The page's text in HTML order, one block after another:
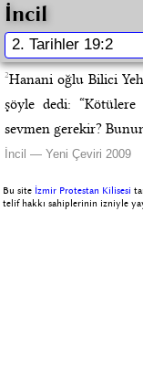
İncil
2Hanani oğlu Bilici
şöyle dedi:
sevmen gerekir?
İncil — Yeni Çeviri 2009
Bu site İzmir Protestan Kilisesi
telif hakkı sahiplerinin izniyle